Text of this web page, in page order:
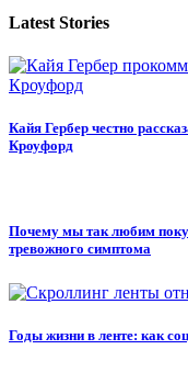
Latest Stories
Кайя Гербер честно
Кроуфорд
Почему мы так любим
тревожного симптома
Годы жизни в ленте: как